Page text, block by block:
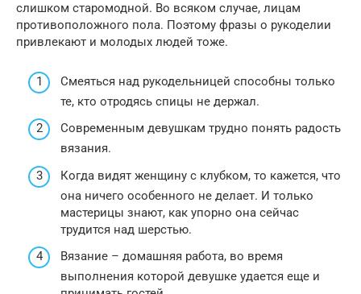
слишком старомодной. Во всяком случае, лицам
противоположного пола. Поэтому фразы о рукоделии
привлекают и молодых людей тоже.
Смеяться над рукодельницей способны только
те, кто отродясь спицы не держал.
Современным девушкам трудно понять радость
вязания.
Когда видят женщину с клубком, то кажется, что
она ничего особенного не делает. И только
мастерицы знают, как упорно она сейчас
трудится над шерстью.
Вязание – домашняя работа, во время
выполнения которой девушке удается еще и